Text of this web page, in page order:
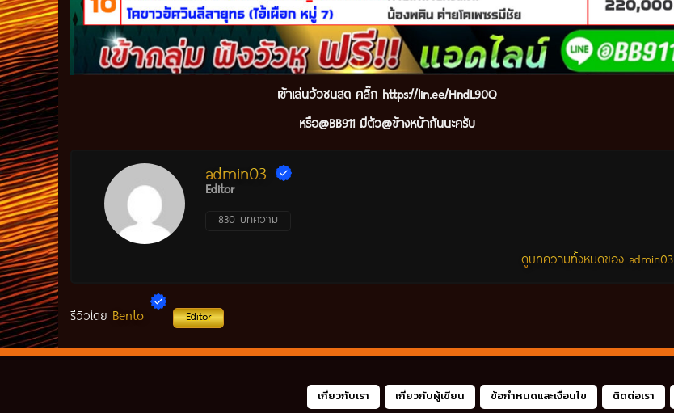
เข้าเล่นวัวชนสด คลิ๊ก https://lin.ee/HndL90Q
หรือ@BB911 มีตัว@ข้างหน้ากันนะครับ
admin03
Editor
830 บทความ
ดูบทความทั้งหมดของ admin03
รีวิวโดย Bento Editor
เกี่ยวกับเรา เกี่ยวกับผู้เขียน ข้อกำหนดและเงื่อนไข ติดต่อเรา